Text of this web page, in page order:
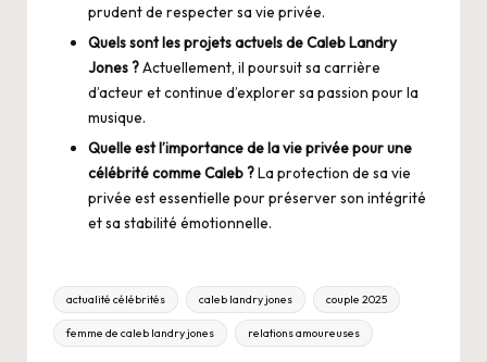
prudent de respecter sa vie privée.
Quels sont les projets actuels de Caleb Landry
Jones ?Actuellement, il poursuit sa carrière
d’acteur et continue d’explorer sa passion pour la
musique.
Quelle est l’importance de la vie privée pour une
célébrité comme Caleb ?La protection de sa vie
privée est essentielle pour préserver son intégrité
et sa stabilité émotionnelle.
Tags:
actualité célébrités caleb landry jones couple 2025
femme de caleb landry jones relations amoureuses